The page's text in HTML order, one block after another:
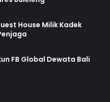
House Milik Kadek
FB Global Dewata Bali